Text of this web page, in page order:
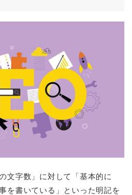
文字数」に対して「基本的に
を書いている」といった明記を